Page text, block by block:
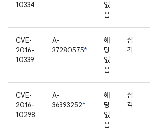
10334
없
음
CVE-
2016-
10339
A-
37280575*
해
당
없
음
심
각
CVE-
2016-
10298
A-
36393252*
해
당
없
음
심
각